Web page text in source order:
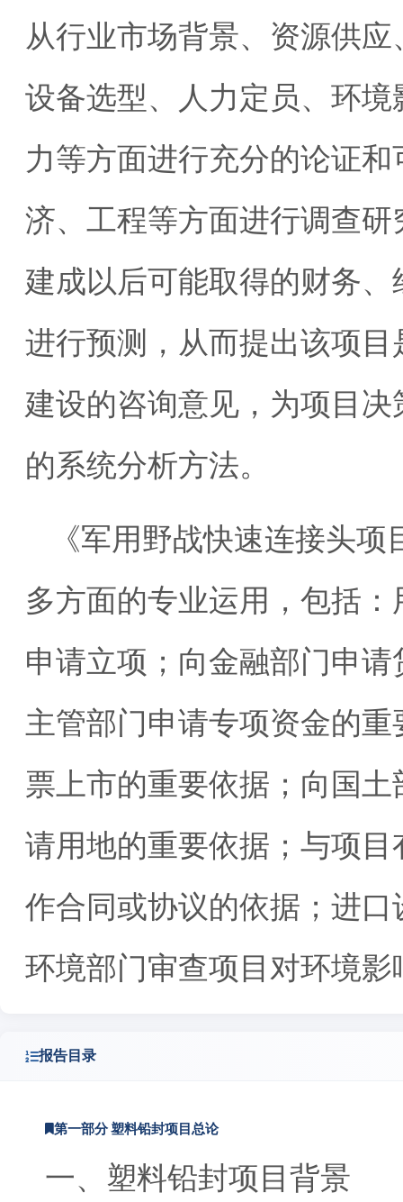
从行业市场背景、资源供
设备选型、人力定员、环
力等方面进行充分的论证
济、工程等方面进行调查
建成以后可能取得的财务
进行预测，从而提出该项
建设的咨询意见，为项目
的系统分析方法。
《军用野战快速连接头
多方面的专业运用，包括
申请立项；向金融部门申
主管部门申请专项资金的
票上市的重要依据；向国
请用地的重要依据；与项
作合同或协议的依据；进
环境部门审查项目对环境影
报告目录
第一部分 塑料铅封项目总论
一、塑料铅封项目背景